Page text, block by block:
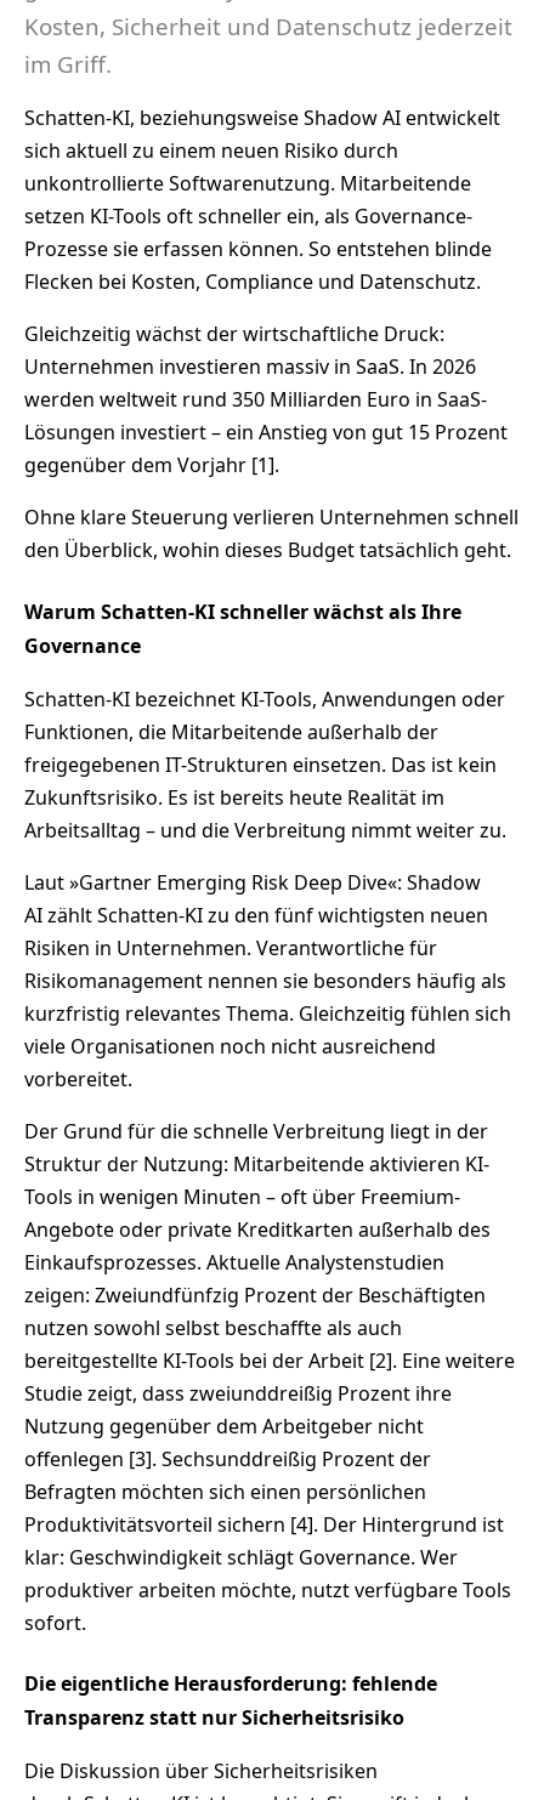
Kosten, Sicherheit und Datenschutz jederzeit
im Griff.
Schatten-KI, beziehungsweise Shadow AI entwickelt
sich aktuell zu einem neuen Risiko durch
unkontrollierte Softwarenutzung. Mitarbeitende
setzen KI-Tools oft schneller ein, als Governance-
Prozesse sie erfassen können. So entstehen blinde
Flecken bei Kosten, Compliance und Datenschutz.
Gleichzeitig wächst der wirtschaftliche Druck:
Unternehmen investieren massiv in SaaS. In 2026
werden weltweit rund 350 Milliarden Euro in SaaS-
Lösungen investiert – ein Anstieg von gut 15 Prozent
gegenüber dem Vorjahr [1].
Ohne klare Steuerung verlieren Unternehmen schnell
den Überblick, wohin dieses Budget tatsächlich geht.
Warum Schatten-KI schneller wächst als Ihre
Governance
Schatten-KI bezeichnet KI-Tools, Anwendungen oder
Funktionen, die Mitarbeitende außerhalb der
freigegebenen IT-Strukturen einsetzen. Das ist kein
Zukunftsrisiko. Es ist bereits heute Realität im
Arbeitsalltag – und die Verbreitung nimmt weiter zu.
Laut »Gartner Emerging Risk Deep Dive«: Shadow
AI zählt Schatten-KI zu den fünf wichtigsten neuen
Risiken in Unternehmen. Verantwortliche für
Risikomanagement nennen sie besonders häufig als
kurzfristig relevantes Thema. Gleichzeitig fühlen sich
viele Organisationen noch nicht ausreichend
vorbereitet.
Der Grund für die schnelle Verbreitung liegt in der
Struktur der Nutzung: Mitarbeitende aktivieren KI-
Tools in wenigen Minuten – oft über Freemium-
Angebote oder private Kreditkarten außerhalb des
Einkaufsprozesses. Aktuelle Analystenstudien
zeigen: Zweiundfünfzig Prozent der Beschäftigten
nutzen sowohl selbst beschaffte als auch
bereitgestellte KI-Tools bei der Arbeit [2]. Eine weitere
Studie zeigt, dass zweiunddreißig Prozent ihre
Nutzung gegenüber dem Arbeitgeber nicht
offenlegen [3]. Sechsunddreißig Prozent der
Befragten möchten sich einen persönlichen
Produktivitätsvorteil sichern [4]. Der Hintergrund ist
klar: Geschwindigkeit schlägt Governance. Wer
produktiver arbeiten möchte, nutzt verfügbare Tools
sofort.
Die eigentliche Herausforderung: fehlende
Transparenz statt nur Sicherheitsrisiko
Die Diskussion über Sicherheitsrisiken